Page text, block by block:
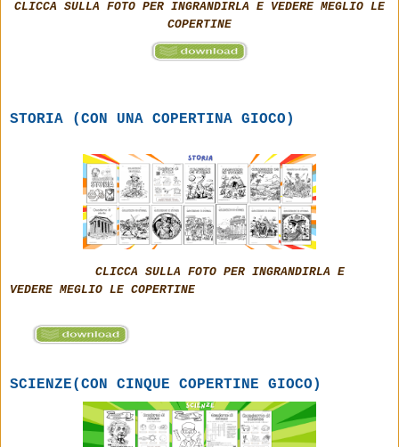
CLICCA SULLA FOTO PER INGRANDIRLA E VEDERE MEGLIO LE
COPERTINE
STORIA (CON UNA COPERTINA GIOCO)
CLICCA SULLA FOTO PER INGRANDIRLA E
VEDERE MEGLIO LE COPERTINE
SCIENZE(CON CINQUE COPERTINE GIOCO)